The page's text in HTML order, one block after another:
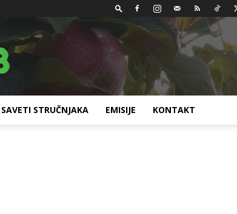
SAVETI STRUČNJAKA EMISIJE KONTAKT